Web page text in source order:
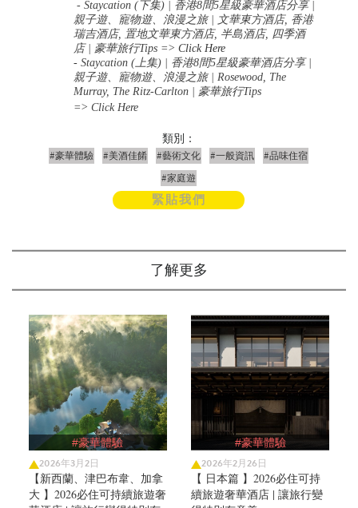
- Staycation (下集) | 香港8間5星級豪華酒店分享 |
親子遊、寵物遊、浪漫之旅 | 文華東方酒店, 香港
瑞吉酒店, 置地文華東方酒店, 半島酒店, 四季酒
店 | 豪華旅行Tips =>Click Here
-Staycation (上集) | 香港8間5星級豪華酒店分享|
親子遊、寵物遊、浪漫之旅| Rosewood, The
Murray, The Ritz-Carlton | 豪華旅行Tips
=> Click Here
類別：
#豪華體驗 #美酒佳餚 #藝術文化 #一般資訊
#品味住宿
#家庭遊
緊貼我們
了解更多
#豪華體驗
2026年3月2日
【新西蘭、津巴布韋、加拿
大 】2026必住可持續旅遊奢
#豪華體驗
2026年2月26日
【 日本篇 】2026必住可持
續旅遊奢華酒店 | 讓旅行變